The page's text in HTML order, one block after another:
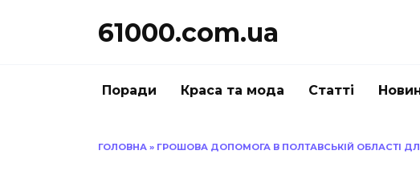
61000.com.ua
Поради Краса та мода Статті
ГОЛОВНА » ГРОШОВА ДОПОМОГА В ПОЛТАВСЬКІЙ ОБЛАСТІ